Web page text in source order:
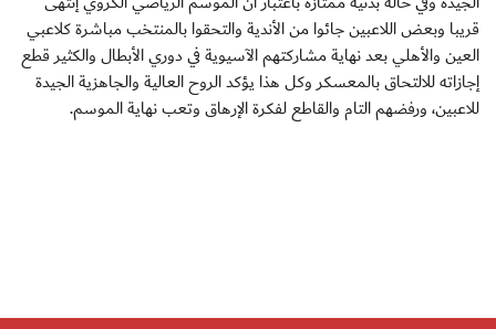
قريبا وبعض اللاعبين جائوا من الأندية والتحقوا بالمنتخب مباشرة كلاعبي
العين والأهلي بعد نهاية مشاركتهم الآسيوية في دوري الأبطال والكثير قطع
إجازاته للالتحاق بالمعسكر وكل هذا يؤكد الروح العالية والجاهزية الجيدة
للاعبين، ورفضهم التام والقاطع لفكرة الإرهاق وتعب نهاية الموسم.